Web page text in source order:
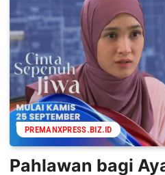
PREMANXPRESS.BIZ.ID
Pahlawan bagi